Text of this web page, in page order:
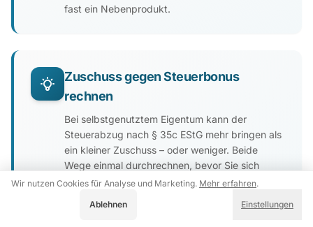
fast ein Nebenprodukt.
Zuschuss gegen Steuerbonus
rechnen
Bei selbstgenutztem Eigentum kann der
Steuerabzug nach § 35c EStG mehr bringen als
ein kleiner Zuschuss – oder weniger. Beide
Wege einmal durchrechnen, bevor Sie sich
festlegen, denn kombinieren lassen sie sich
Wir nutzen Cookies für Analyse und Marketing. Mehr erfahren.
Ablehnen Einstellungen